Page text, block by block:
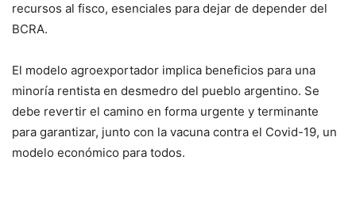
recursos al fisco, esenciales para dejar de depender del
BCRA.
El modelo agroexportador implica beneficios para una
minoría rentista en desmedro del pueblo argentino. Se
debe revertir el camino en forma urgente y terminante
para garantizar, junto con la vacuna contra el Covid-19, un
modelo económico para todos.